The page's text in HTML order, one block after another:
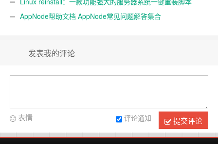
AppNode帮助文档 AppNode常见问题解答集合
发表我的评论
提交评论
评论通知
表情